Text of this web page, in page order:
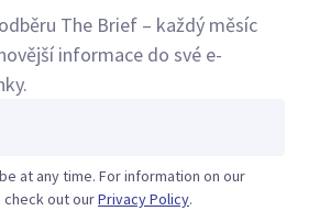
The Brief – každý měsíc
informace do své e-
at any time. For information on our
out ourPrivacy Policy.